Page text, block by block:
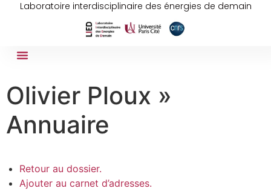
Laboratoire interdisciplinaire des énergies de demain
Olivier Ploux »
Annuaire
Retour au dossier.
Ajouter au carnet d’adresses.